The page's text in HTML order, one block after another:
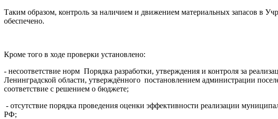
Таким образом, контроль за наличием и движением материальных запасов в
обеспечено.
Кроме того в ходе проверки установлено:
- несоответствие норм Порядка разработки, утверждения и контроля за
Ленинградской области, утверждённого постановлением администрации
соответствие с решением о бюджете;
- отсутствие порядка проведения оценки эффективности реализации
РФ;